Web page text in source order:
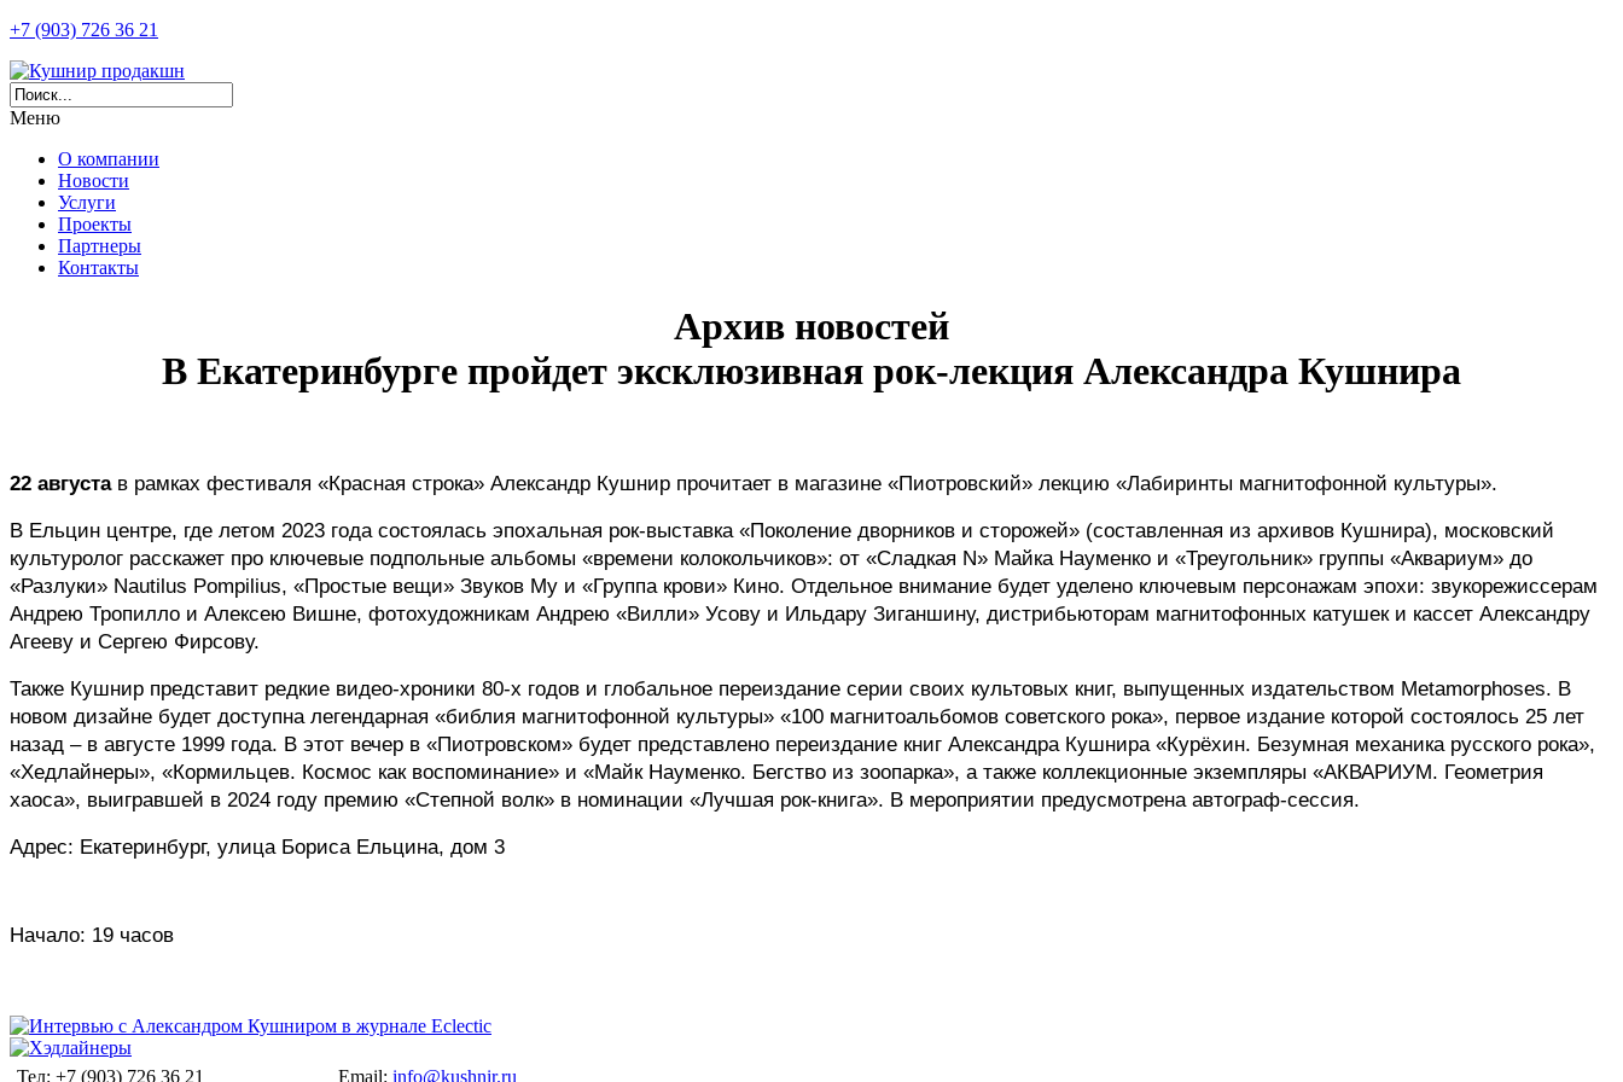
+7 (903) 726 36 21
Меню
О компании
Новости
Услуги
Проекты
Партнеры
Контакты
Архив новостей
В Екатеринбурге пройдет эксклюзивная рок-лекция Александра Кушнира
22 августа в рамках фестиваля «Красная строка» Александр Кушнир прочитает в магазине «Пиотровский» лекцию «Лабиринты магнитофонной культуры».
В Ельцин центре, где летом 2023 года состоялась эпохальная рок-выставка «Поколение дворников и сторожей» (составленная из архивов Кушнира), московский
культуролог расскажет про ключевые подпольные альбомы «времени колокольчиков»: от «Сладкая N» Майка Науменко и «Треугольник» группы «Аквариум» до
«Разлуки» Nautilus Pompilius, «Простые вещи» Звуков Му и «Группа крови» Кино. Отдельное внимание будет уделено ключевым персонажам эпохи: звукорежиссерам
Андрею Тропилло и Алексею Вишне, фотохудожникам Андрею «Вилли» Усову и Ильдару Зиганшину, дистрибьюторам магнитофонных катушек и кассет Александру
Агееву и Сергею Фирсову.
Также Кушнир представит редкие видео-хроники 80-х годов и глобальное переиздание серии своих культовых книг, выпущенных издательством Metamorphoses. В
новом дизайне будет доступна легендарная «библия магнитофонной культуры» «100 магнитоальбомов советского рока», первое издание которой состоялось 25 лет
назад – в августе 1999 года. В этот вечер в «Пиотровском» будет представлено переиздание книг Александра Кушнира «Курёхин. Безумная механика русского рока»,
«Хедлайнеры», «Кормильцев. Космос как воспоминание» и «Майк Науменко. Бегство из зоопарка», а также коллекционные экземпляры «АКВАРИУМ. Геометрия
хаоса», выигравшей в 2024 году премию «Степной волк» в номинации «Лучшая рок-книга». В мероприятии предусмотрена автограф-сессия.
Адрес: Екатеринбург, улица Бориса Ельцина, дом 3
Начало: 19 часов
Тел: +7 (903) 726 36 21 Email: info@kushnir.ru